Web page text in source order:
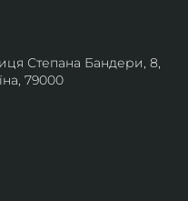
Степана Бандери, 8,
79000